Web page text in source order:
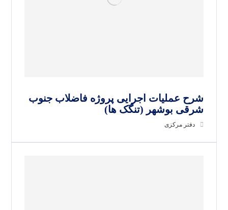
شرح عملیات اجرایی پروژه فاضلاب جنوب
شرقی بوشهر (تنگک ها)
دفتر مرکزی